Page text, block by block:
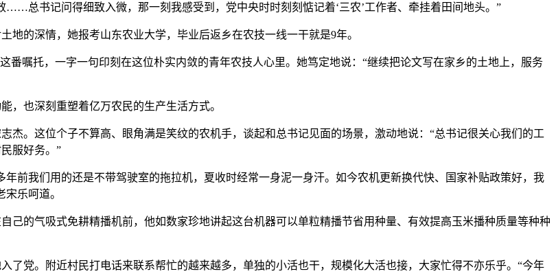
总书记问得细致入微，那一刻我感受到，党中央时时刻刻惦记着‘三农’工作者、牵挂着田间地头。”
的深情，她报考山东农业大学，毕业后返乡在农技一线一干就是9年。
嘱托，一字一句印刻在这位朴实内敛的青年农技人心里。她笃定地说：“继续把论文写在家乡的土地上，服务
也深刻重塑着亿万农民的生产生活方式。
。这位个子不算高、眼角满是笑纹的农机手，谈起和总书记见面的场景，激动地说：“总书记很关心我们的工
服好务。”
我们用的还是不带驾驶室的拖拉机，夏收时经常一身泥一身汗。如今农机更新换代快、国家补贴政策好，我
乐呵道。
气吸式免耕精播机前，他如数家珍地讲起这台机器可以单粒精播节省用种量、有效提高玉米播种质量等种种
党。附近村民打电话来联系帮忙的越来越多，单独的小活也干，规模化大活也接，大家忙得不亦乐乎。“今年